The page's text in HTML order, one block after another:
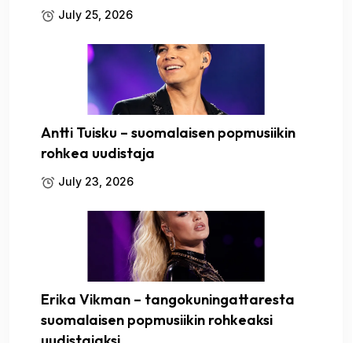
July 25, 2026
Antti Tuisku – suomalaisen popmusiikin
rohkea uudistaja
July 23, 2026
Erika Vikman – tangokuningattaresta
suomalaisen popmusiikin rohkeaksi